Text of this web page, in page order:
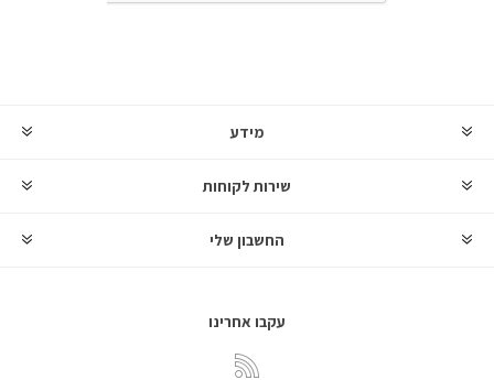
מידע
שירות לקוחות
החשבון שלי
עקבו אחרינו